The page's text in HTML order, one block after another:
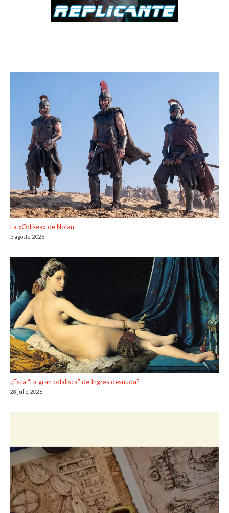
La «Odisea» de Nolan
3 agosto, 2026
¿Está “La gran odalisca” de Ingres desnuda?
28 julio, 2026